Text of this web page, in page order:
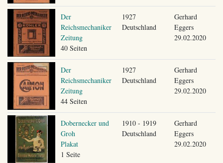
Der
Reichsmechaniker
Zeitung
40 Seiten
1927
Deutschland
Gerhard
Eggers
29.02.2020
Der
Reichsmechaniker
Zeitung
44 Seiten
1927
Deutschland
Gerhard
Eggers
29.02.2020
Dobernecker und
Groh
Plakat
1 Seite
1910 - 1919
Deutschland
Gerhard
Eggers
29.02.2020